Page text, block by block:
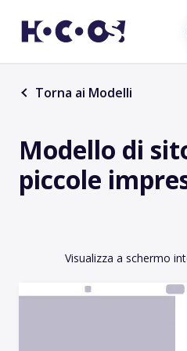
Torna ai Modelli
Modello di
piccole
Visualizza a schermo